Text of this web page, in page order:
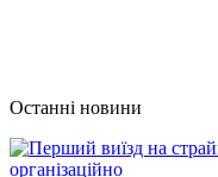
Останні новини